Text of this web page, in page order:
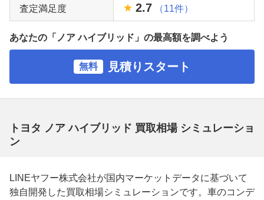
査定満足度 2.7 （11件）
あなたの「ノア ハイブリッド」の最高額を調べよう
無料 見積りスタート
トヨタ ノア ハイブリッド 買取相場 シミュレーショ
ン
LINEヤフー株式会社が国内マーケットデータに基づいて
独自開発した買取相場シミュレーションです。車のコンデ